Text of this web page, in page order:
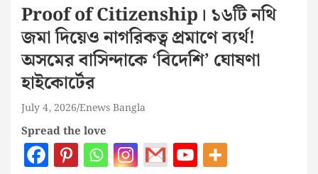
Proof of Citizenship। ১৬টি নথি
জমা দিয়েও নাগরিকত্ব প্রমাণে ব্যর্থ!
অসমের বাসিন্দাকে ‘বিদেশি’ ঘোষণা
হাইকোর্টের
July 4, 2026 Enews Bangla
Spread the love